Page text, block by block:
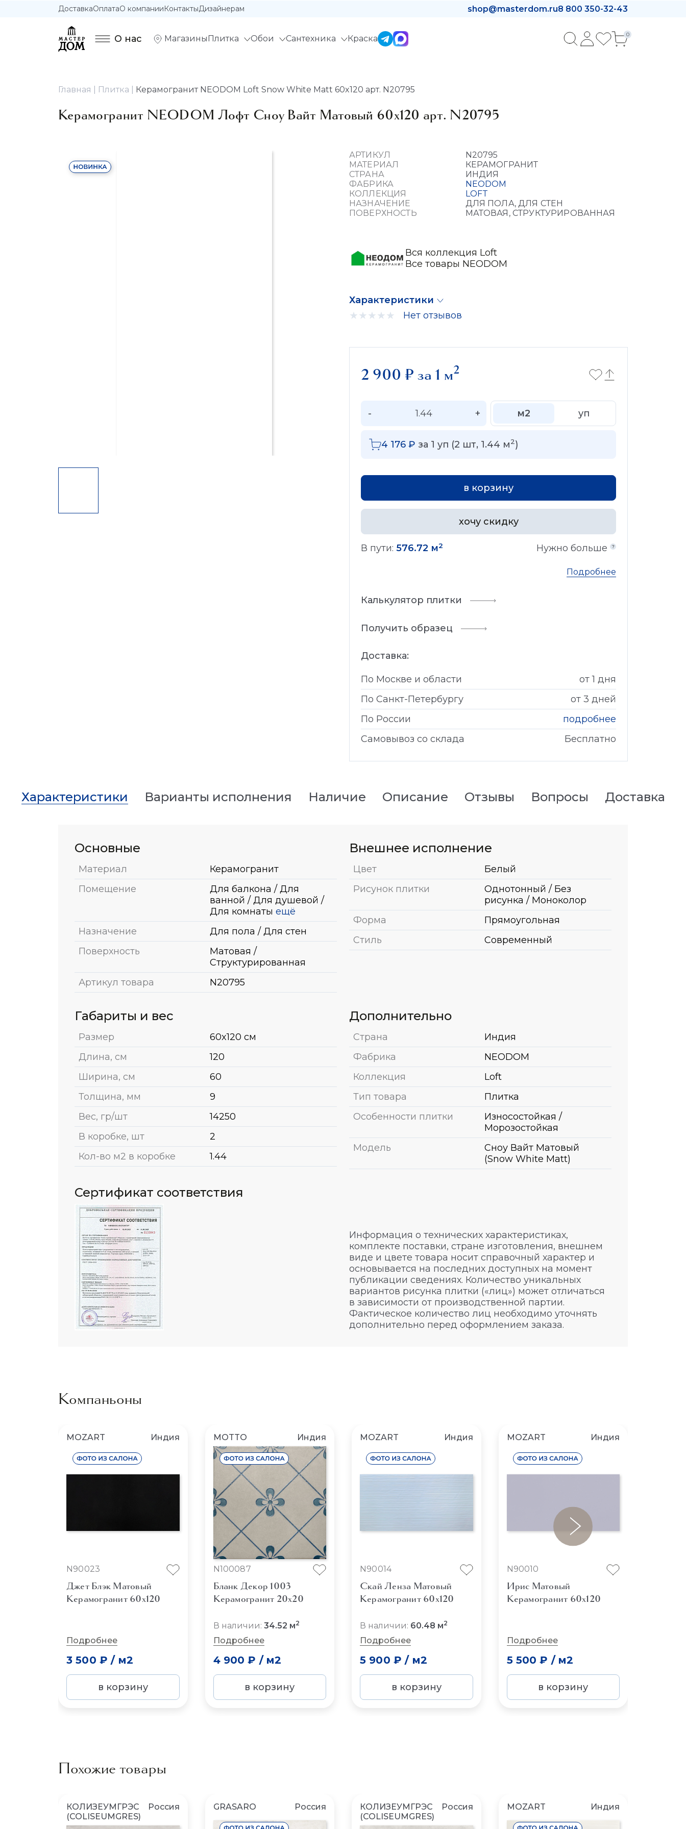
ДоставкаОплатаО компанииКонтактыДизайнерам shop@masterdom.ru8 800 350-32-43
О нас Магазины Плитка Обои Сантехника Краска 0
Главная Плитка Керамогранит NEODOM Loft Snow White Matt 60x120 арт. N20795
Керамогранит NEODOM Лофт Сноу Вайт Матовый 60x120 арт. N20795
АРТИКУЛ
N20795
МАТЕРИАЛ
КЕРАМОГРАНИТ
СТРАНА
ИНДИЯ
ФАБРИКА
NEODOM
КОЛЛЕКЦИЯ
LOFT
НАЗНАЧЕНИЕ
ДЛЯ ПОЛА, ДЛЯ СТЕН
ПОВЕРХНОСТЬ
МАТОВАЯ, СТРУКТУРИРОВАННАЯ
Вся коллекция Loft
Все товары NEODOM
Характеристики
Нет отзывов
2 900 ₽ за 1 м2
- + м2 уп
4 176 ₽ за 1 уп (2 шт, 1.44 м2)
в корзину
хочу скидку
В пути: 576.72 м2 Нужно больше
Подробнее
Калькулятор плитки
Получить образец
Доставка:
По Москве и области
от 1 дня
По Санкт-Петербургу
от 3 дней
По России
подробнее
Самовывоз со склада
Бесплатно
Характеристики Варианты исполнения Наличие Описание Отзывы Вопросы Доставка
Основные
Материал
Керамогранит
Помещение
Для балкона / Для
ванной / Для душевой /
Для комнаты ещё
Назначение
Для пола / Для стен
Поверхность
Матовая /
Структурированная
Артикул товара
N20795
Внешнее исполнение
Цвет
Белый
Рисунок плитки
Однотонный / Без
рисунка / Моноколор
Форма
Прямоугольная
Стиль
Современный
Габариты и вес
Размер
60x120 см
Длина, см
120
Ширина, см
60
Толщина, мм
9
Вес, гр/шт
14250
В коробке, шт
2
Кол-во м2 в коробке
1.44
Дополнительно
Страна
Индия
Фабрика
NEODOM
Коллекция
Loft
Тип товара
Плитка
Особенности плитки
Износостойкая /
Морозостойкая
Модель
Сноу Вайт Матовый
(Snow White Matt)
Сертификат соответствия
Информация о технических характеристиках,
комплекте поставки, стране изготовления, внешнем
виде и цвете товара носит справочный характер и
основывается на последних доступных на момент
публикации сведениях. Количество уникальных
вариантов рисунка плитки («лиц») может отличаться
в зависимости от производственной партии.
Фактическое количество лиц необходимо уточнять
дополнительно перед оформлением заказа.
Компаньоны
MOZART Индия
N90023
Джет Блэк Матовый
Керамогранит 60x120
Подробнее
3 500 ₽ / м2
в корзину
MOTTO Индия
N100087
Бланк Декор 1003
Керамогранит 20x20
В наличии: 34.52 м2
Подробнее
4 900 ₽ / м2
в корзину
MOZART Индия
N90014
Скай Ленза Матовый
Керамогранит 60x120
В наличии: 60.48 м2
Подробнее
5 900 ₽ / м2
в корзину
MOZART Индия
N90010
Ирис Матовый
Керамогранит 60x120
Подробнее
5 500 ₽ / м2
в корзину
Похожие товары
КОЛИЗЕУМГРЭС
(COLISEUMGRES)
Россия GRASARO Россия
КОЛИЗЕУМГРЭС
(COLISEUMGRES)
Россия MOZART Индия